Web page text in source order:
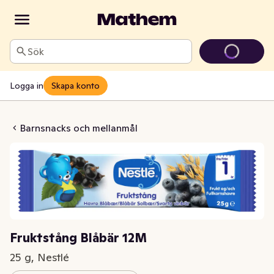
Sök
Logga in Skapa konto
Barnsnacks och mellanmål
Blåbär 12M
Fruktstång Blåbär 12M
25 g, Nestlé